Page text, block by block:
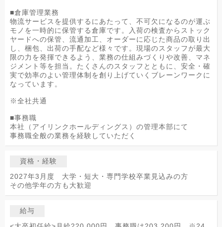
■倉庫管理業務
物流サービスを提供するにあたって、不可欠になるのが運ぶ
モノを一時的に保管する倉庫です。入荷の検査からストック
ヤードへの保管、流通加工、オーダーに応じた商品の取り出
し、梱包、出荷の手配など様々です。現場のスタッフが最大
限の力を発揮できるよう、業務の仕組みづくりや改善、マネ
ジメント等を担当。たくさんのスタッフとともに、安全・確
実で効率のよい管理体制を創り上げていくブレーンワークに
なっています。
※全社共通
■事務職
本社（アイリンクホールディングス）の管理本部にて
事務職全般の業務を経験していただく
資格・経験
2027年3月度 大学・短大・専門学校卒業見込みの方
その他学年の方も大歓迎
給与